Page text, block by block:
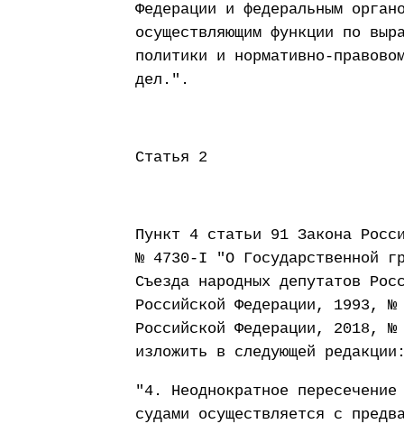
Федерации и федеральным
осуществляющим функции по
политики и нормативно-
дел.".
Статья 2
Пункт 4 статьи 91 Закона
№ 4730-I "О Государственной
Съезда народных депутатов
Российской Федерации, 1993,
Российской Федерации,
изложить в следующей
"4. Неоднократное пересечение
судами осуществляется с